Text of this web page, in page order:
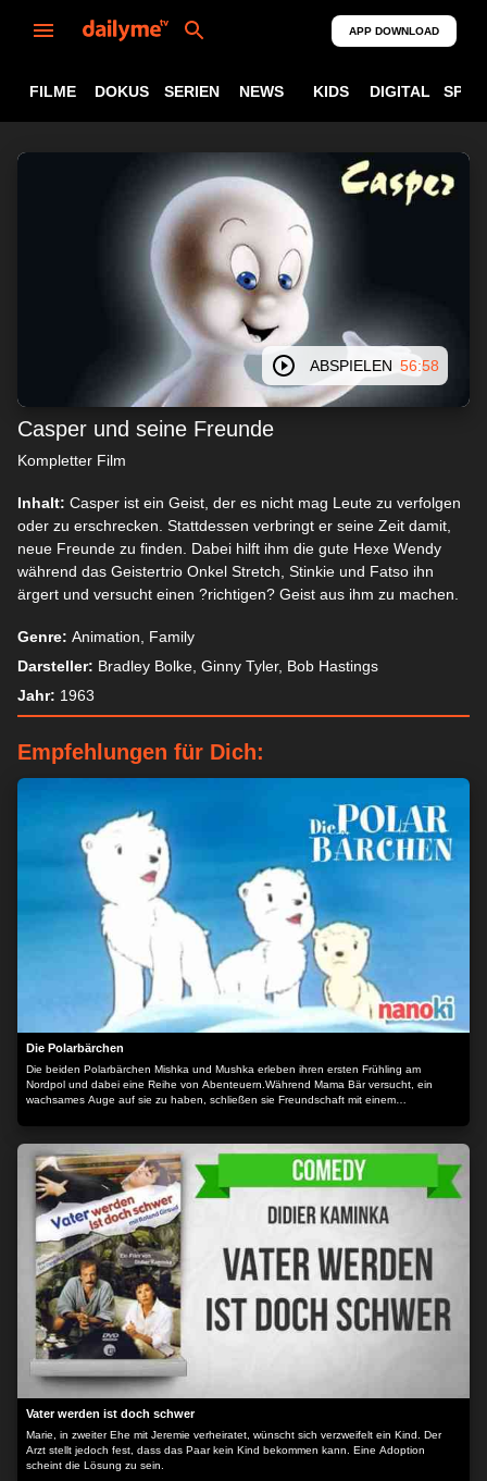
APP DOWNLOAD
FILME DOKUS SERIEN NEWS KIDS DIGITAL
ABSPIELEN 56:58
Casper und seine Freunde
Kompletter Film
Inhalt: Casper ist ein Geist, der es nicht mag Leute zu verfolgen
oder zu erschrecken. Stattdessen verbringt er seine Zeit damit,
neue Freunde zu finden. Dabei hilft ihm die gute Hexe Wendy
während das Geistertrio Onkel Stretch, Stinkie und Fatso ihn
ärgert und versucht einen ?richtigen? Geist aus ihm zu machen.
Genre: Animation, Family
Darsteller: Bradley Bolke, Ginny Tyler, Bob Hastings
Jahr: 1963
Empfehlungen für Dich:
Die Polarbärchen
Die beiden Polarbärchen Mishka und Mushka erleben ihren ersten Frühling am
Nordpol und dabei eine Reihe von Abenteuern.Während Mama Bär versucht, ein
wachsames Auge auf sie zu haben, schließen sie Freundschaft mit einem
und Mushka von den Menschen verletzt und eine große Aufgabe wartet auf die
beiden. Der Inhalt wird bereitgestellt von: PLAION PICTURES GmbH, Lochhamer Str.
9, 82152 Planegg/München
Vater werden ist doch schwer
Marie, in zweiter Ehe mit Jeremie verheiratet, wünscht sich verzweifelt ein Kind. Der
Arzt stellt jedoch fest, dass das Paar kein Kind bekommen kann. Eine Adoption
scheint die Lösung zu sein.